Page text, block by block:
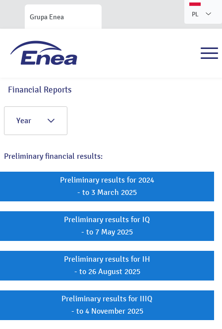
Grupa Enea PL
Financial Reports
Year
Preliminary financial results:
Preliminary results for 2024
- to 3 March 2025
Preliminary results for IQ
- to 7 May 2025
Preliminary results for IH
- to 26 August 2025
Preliminary results for IIIQ
- to 4 November 2025